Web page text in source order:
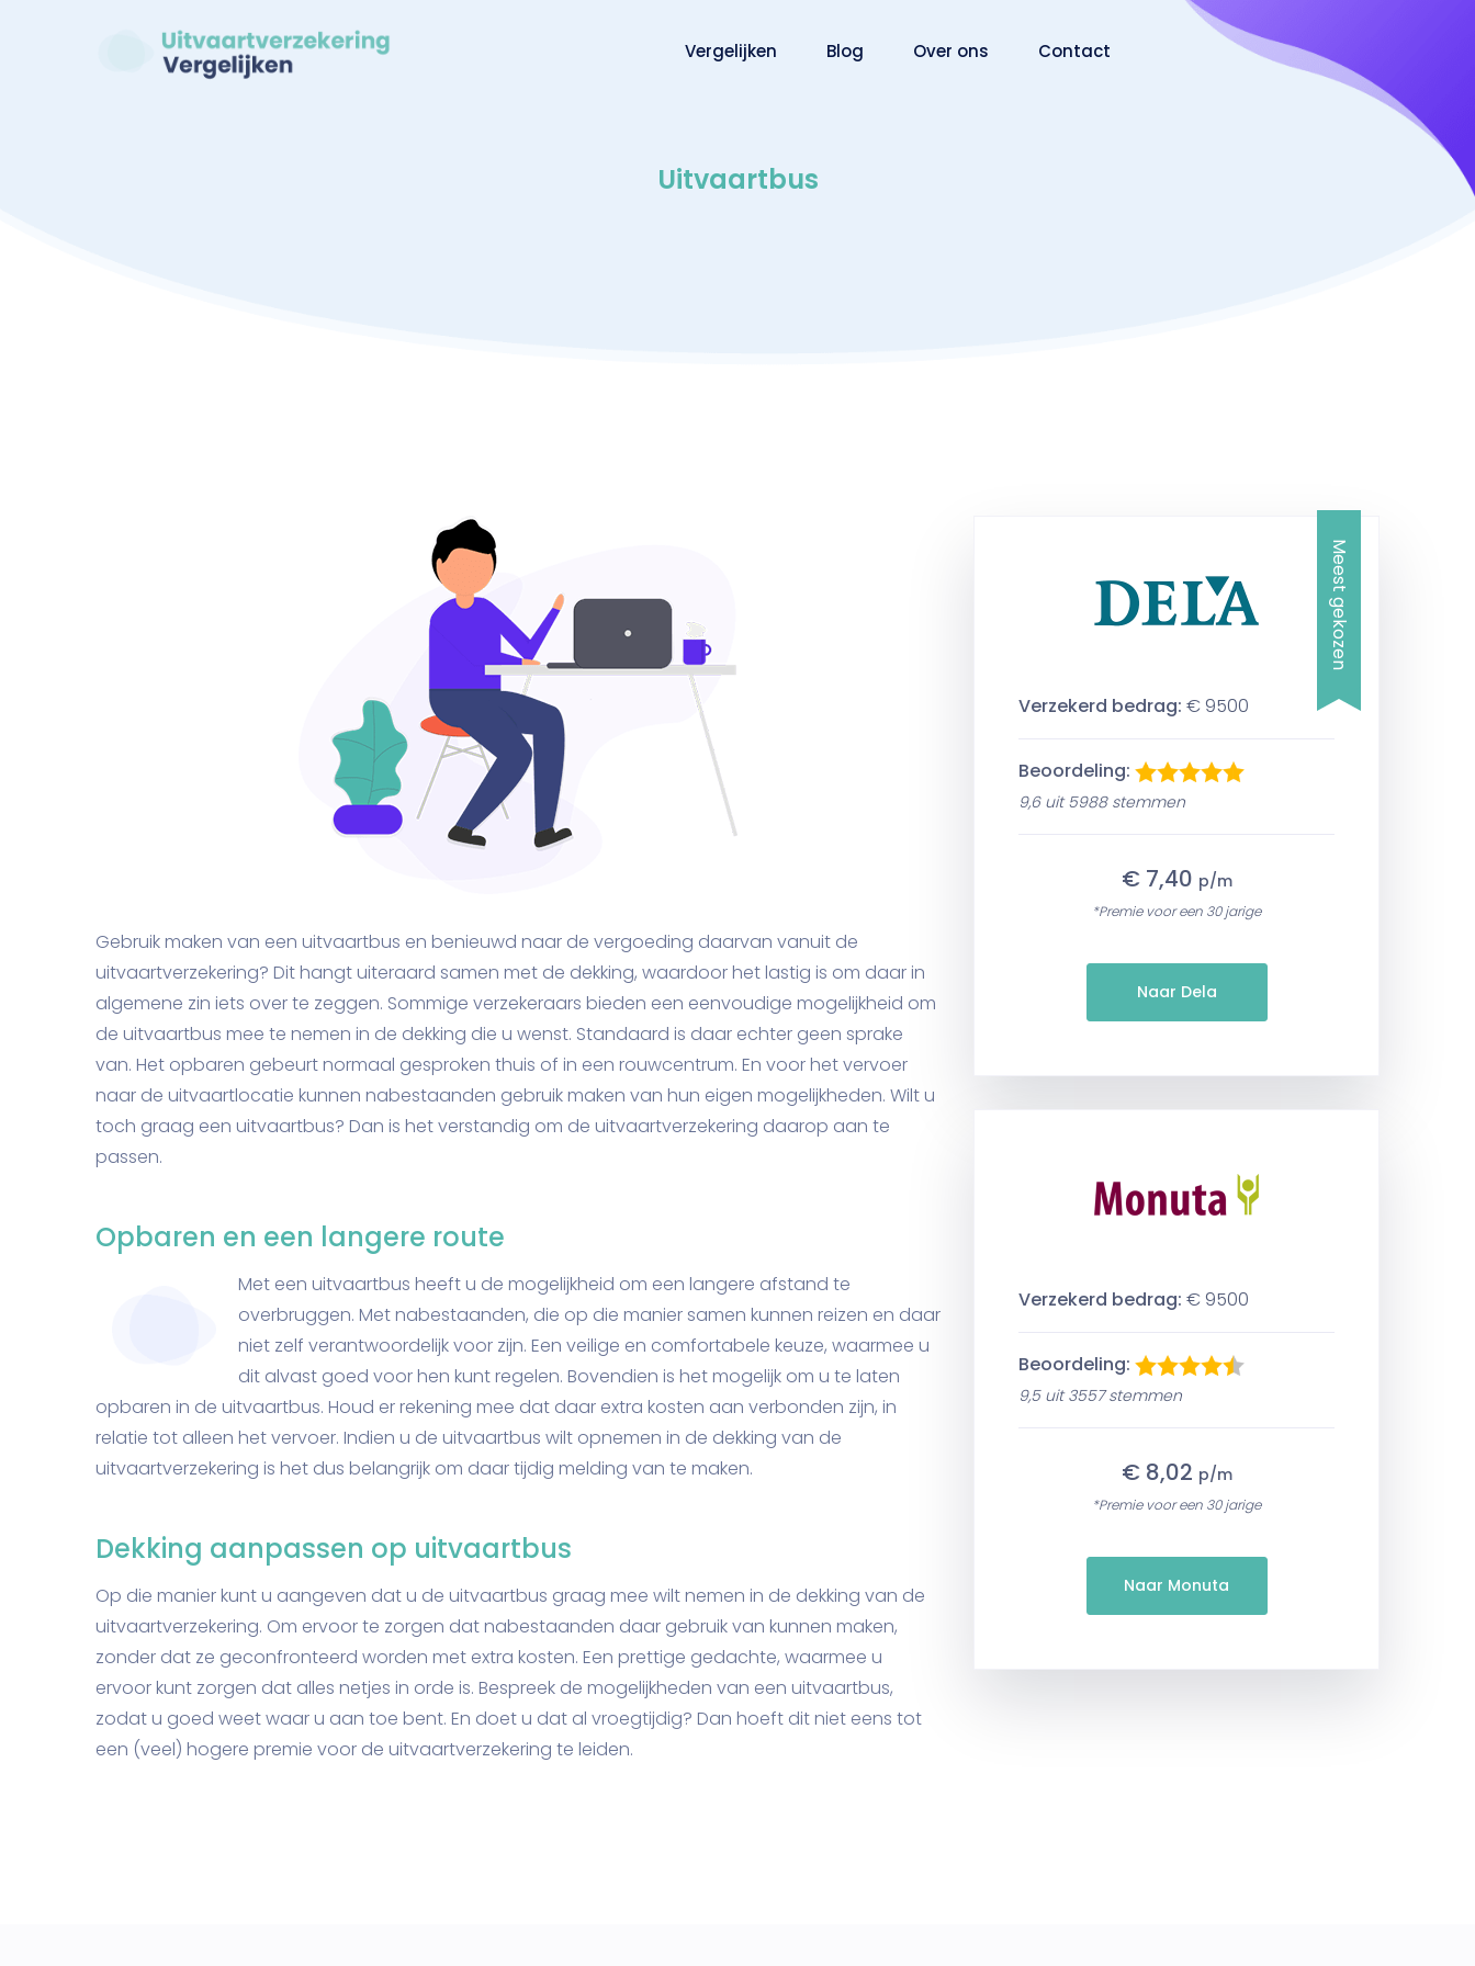
Vergelijken Blog Over ons Contact
Uitvaartbus
Gebruik maken van een uitvaartbus en benieuwd naar de vergoeding daarvan vanuit de
uitvaartverzekering? Dit hangt uiteraard samen met de dekking, waardoor het lastig is om daar in
algemene zin iets over te zeggen. Sommige verzekeraars bieden een eenvoudige mogelijkheid om
de uitvaartbus mee te nemen in de dekking die u wenst. Standaard is daar echter geen sprake
van. Het opbaren gebeurt normaal gesproken thuis of in een rouwcentrum. En voor het vervoer
naar de uitvaartlocatie kunnen nabestaanden gebruik maken van hun eigen mogelijkheden. Wilt u
toch graag een uitvaartbus? Dan is het verstandig om de uitvaartverzekering daarop aan te
passen.
Opbaren en een langere route
Met een uitvaartbus heeft u de mogelijkheid om een langere afstand te
overbruggen. Met nabestaanden, die op die manier samen kunnen reizen en daar
niet zelf verantwoordelijk voor zijn. Een veilige en comfortabele keuze, waarmee u
dit alvast goed voor hen kunt regelen. Bovendien is het mogelijk om u te laten
opbaren in de uitvaartbus. Houd er rekening mee dat daar extra kosten aan verbonden zijn, in
relatie tot alleen het vervoer. Indien u de uitvaartbus wilt opnemen in de dekking van de
uitvaartverzekering is het dus belangrijk om daar tijdig melding van te maken.
Dekking aanpassen op uitvaartbus
Op die manier kunt u aangeven dat u de uitvaartbus graag mee wilt nemen in de dekking van de
uitvaartverzekering. Om ervoor te zorgen dat nabestaanden daar gebruik van kunnen maken,
zonder dat ze geconfronteerd worden met extra kosten. Een prettige gedachte, waarmee u
ervoor kunt zorgen dat alles netjes in orde is. Bespreek de mogelijkheden van een uitvaartbus,
zodat u goed weet waar u aan toe bent. En doet u dat al vroegtijdig? Dan hoeft dit niet eens tot
een (veel) hogere premie voor de uitvaartverzekering te leiden.
Meest gekozen
Verzekerd bedrag: € 9500
Beoordeling:
9,6 uit 5988 stemmen
€ 7,40 p/m
*Premie voor een 30 jarige
Naar Dela
Verzekerd bedrag: € 9500
Beoordeling:
9,5 uit 3557 stemmen
€ 8,02 p/m
*Premie voor een 30 jarige
Naar Monuta